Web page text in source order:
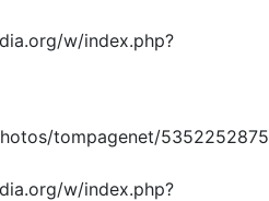
w/index.php?
tompagenet/
w/index.php?